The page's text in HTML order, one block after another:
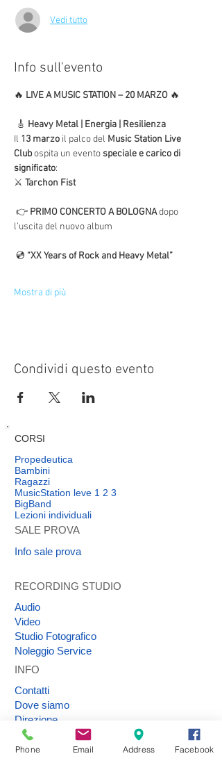
Vedi tutto
Info sull'evento
🔥 LIVE A MUSIC STATION – 20 MARZO 🔥
🎸 Heavy Metal | Energia | Resilienza
Il 13 marzo il palco del Music Station Live
Club ospita un evento speciale e carico di
significato:
⚔️ Tarchon Fist
👉 PRIMO CONCERTO A BOLOGNA dopo
l’uscita del nuovo album
💿 “XX Years of Rock and Heavy Metal”
Mostra di più
Condividi questo evento
CORSI
Propedeutica
Bambini
Ragazzi
MusicStation leve 1 2 3
BigBand
Lezioni individuali
SALE PROVA
Info sale prova
RECORDING STUDIO
Audio
Video
Studio Fotografico
Noleggio Service
INFO
Contatti
Dove siamo
Direzione
Phone Email Address Facebook